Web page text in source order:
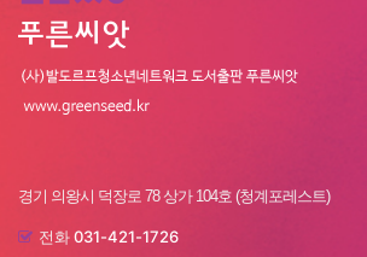
경기 의왕시 덕장로 78 상가 104호 (청계포레스트)
전화 031-421-1726